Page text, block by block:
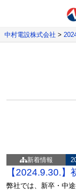
中村電設株式会社 >
新着情報
【2024.9.30.
弊社では、新卒・中